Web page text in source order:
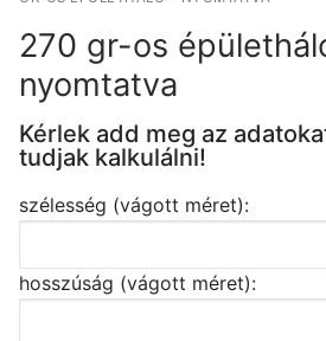
270 gr-os
nyomtatva
Kérlek add meg az
tudjak kalkulálni!
szélesség (vágott méret):
hosszúság (vágott méret):